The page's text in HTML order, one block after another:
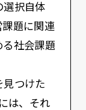
選択自体
課題に関連
る社会課題
見つけた
は、それ